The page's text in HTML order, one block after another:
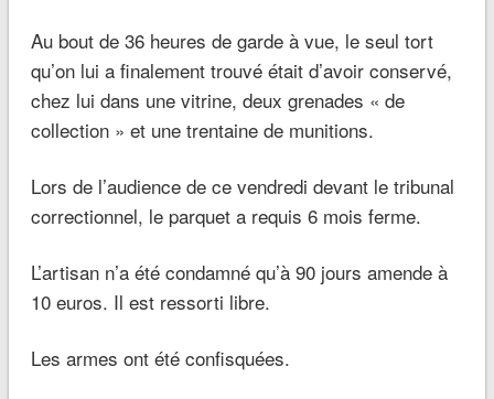
Au bout de 36 heures de garde à vue, le seul tort
qu’on lui a finalement trouvé était d’avoir conservé,
chez lui dans une vitrine, deux grenades « de
collection » et une trentaine de munitions.
Lors de l’audience de ce vendredi devant le tribunal
correctionnel, le parquet a requis 6 mois ferme.
L’artisan n’a été condamné qu’à 90 jours amende à
10 euros. Il est ressorti libre.
Les armes ont été confisquées.